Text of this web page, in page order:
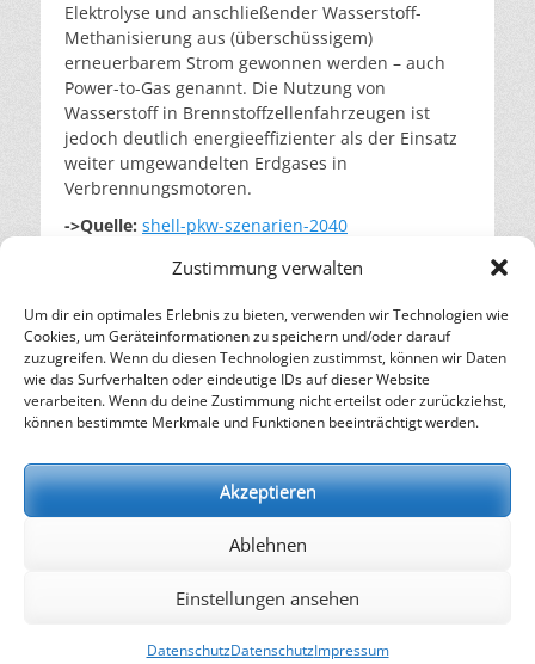
Zustimmung verwalten
Um dir ein optimales Erlebnis zu bieten, verwenden wir Technologien wie
Cookies, um Geräteinformationen zu speichern und/oder darauf
zuzugreifen. Wenn du diesen Technologien zustimmst, können wir Daten
wie das Surfverhalten oder eindeutige IDs auf dieser Website
verarbeiten. Wenn du deine Zustimmung nicht erteilst oder zurückziehst,
können bestimmte Merkmale und Funktionen beeinträchtigt werden.
Akzeptieren
Ablehnen
Einstellungen ansehen
DatenschutzDatenschutzImpressum
Elektrolyse und anschließender Wasserstoff-
Methanisierung aus (überschüssigem)
erneuerbarem Strom gewonnen werden – auch
Power-to-Gas genannt. Die Nutzung von
Wasserstoff in Brennstoffzellenfahrzeugen ist
jedoch deutlich energieeffizienter als der Einsatz
weiter umgewandelten Erdgases in
Verbrennungsmotoren.
->Quelle: shell-pkw-szenarien-2040
Beitragsnavigation
← Vorheriger
Vorheriger
Beitrag:
Diesel
Nächster →
Nächster
Beitrag:
Benzin (Ottokraftstoff)
– Energie für die Zukunft –
Nachhaltigkeit, Kreislaufwirtschaft,
Erneuerbare Energien, Klimawandel und Energiewende.
Datenschutz| Catch Responsive vonCatch Themes